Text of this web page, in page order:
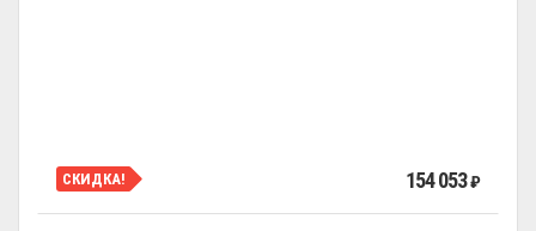
СКИДКА! 154 053₽